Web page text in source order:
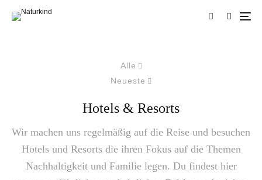
Alle
Neueste
Hotels & Resorts
Wir machen uns regelmäßig auf die Reise und besuchen
Hotels und Resorts die ihren Fokus auf die Themen
Nachhaltigkeit und Familie legen. Du findest hier